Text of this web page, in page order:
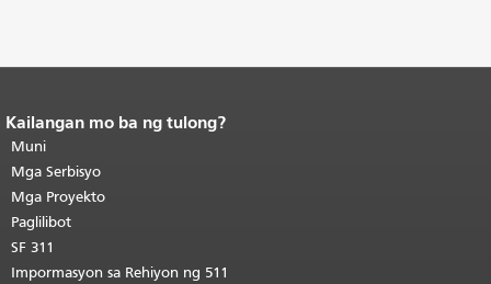
Katapusan ng nilalaman ng
pahina.
pahinang ito ay nauulit sa bawat
pahina.Bumalik sa itaas ng
pangunahing nilalaman
Kailangan mo ba ng tulong?
Muni
Mga Serbisyo
Mga Proyekto
Paglilibot
SF 311
Impormasyon sa Rehiyon ng 511